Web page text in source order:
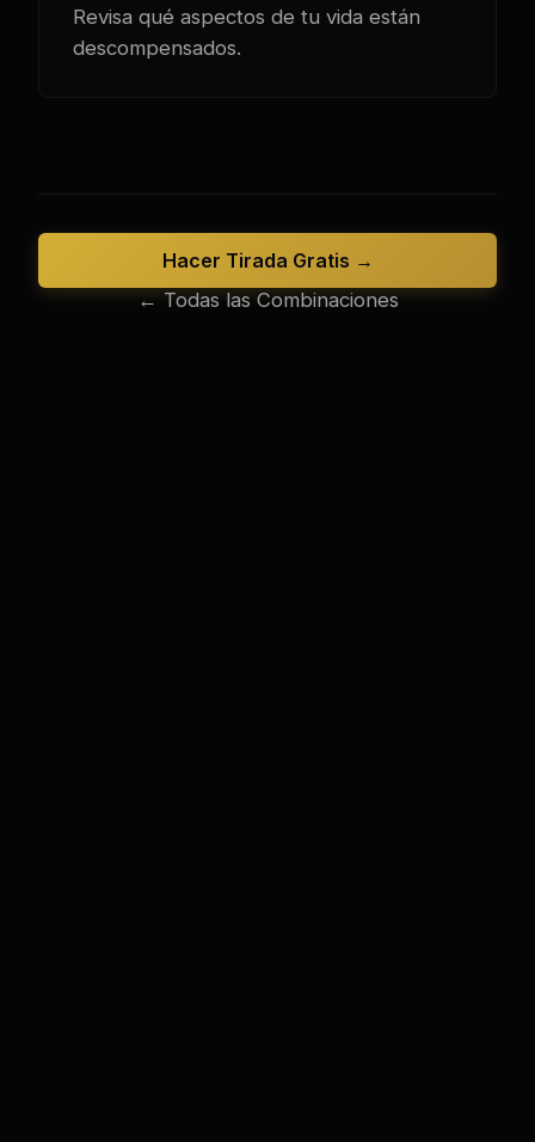
Revisa qué aspectos de tu vida están
descompensados.
← Todas las Combinaciones
Hacer Tirada Gratis →